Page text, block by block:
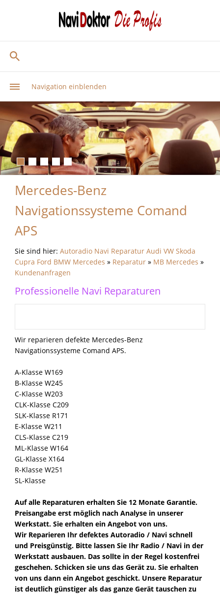
Navigation einblenden
Mercedes-Benz
Navigationssysteme Comand
APS
Sie sind hier: Autoradio Navi Reparatur Audi VW Skoda
Cupra Ford BMW Mercedes » Reparatur » MB Mercedes »
Kundenanfragen
Professionelle Navi Reparaturen
Wir reparieren defekte Mercedes-Benz
Navigationssysteme Comand APS.
A-Klasse W169
B-Klasse W245
C-Klasse W203
CLK-Klasse C209
SLK-Klasse R171
E-Klasse W211
CLS-Klasse C219
ML-Klasse W164
GL-Klasse X164
R-Klasse W251
SL-Klasse
Auf alle Reparaturen erhalten Sie 12 Monate Garantie.
Preisangabe erst möglich nach Analyse in unserer
Werkstatt. Sie erhalten ein Angebot von uns.
Wir Reparieren Ihr defektes Autoradio / Navi schnell
und Preisgünstig. Bitte lassen Sie Ihr Radio / Navi in der
Werkstatt ausbauen. Das sollte in der Regel kostenfrei
geschehen. Schicken sie uns das Gerät zu. Sie erhalten
von uns dann ein Angebot geschickt. Unsere Reparatur
ist deutlich günstiger als das ganze Gerät tauschen zu